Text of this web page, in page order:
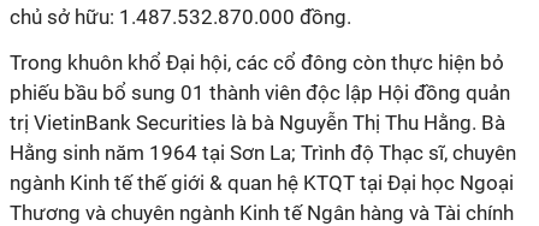
chủ sở hữu: 1.487.532.870.000 đồng.
Trong khuôn khổ Đại hội, các cổ đông còn thực hiện bỏ
phiếu bầu bổ sung 01 thành viên độc lập Hội đồng quản
trị VietinBank Securities là bà Nguyễn Thị Thu Hằng. Bà
Hằng sinh năm 1964 tại Sơn La; Trình độ Thạc sĩ, chuyên
ngành Kinh tế thế giới & quan hệ KTQT tại Đại học Ngoại
Thương và chuyên ngành Kinh tế Ngân hàng và Tài chính